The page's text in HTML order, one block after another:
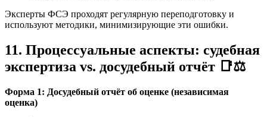
Эксперты ФСЭ проходят регулярную переподготовку и
используют методики, минимизирующие эти ошибки.
11. Процессуальные аспекты: судебная
экспертиза vs. досудебный отчёт 📑⚖️
Форма 1: Досудебный отчёт об оценке (независимая
оценка)